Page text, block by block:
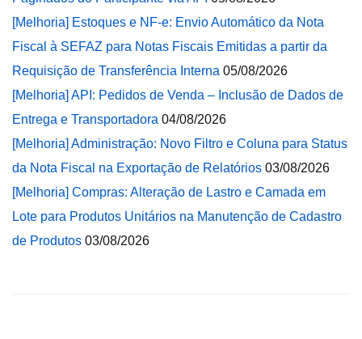
[Melhoria] Estoques e NF-e: Envio Automático da Nota
Fiscal à SEFAZ para Notas Fiscais Emitidas a partir da
Requisição de Transferência Interna 05/08/2026
[Melhoria] API: Pedidos de Venda – Inclusão de Dados de
Entrega e Transportadora 04/08/2026
[Melhoria] Administração: Novo Filtro e Coluna para Status
da Nota Fiscal na Exportação de Relatórios 03/08/2026
[Melhoria] Compras: Alteração de Lastro e Camada em
Lote para Produtos Unitários na Manutenção de Cadastro
de Produtos 03/08/2026